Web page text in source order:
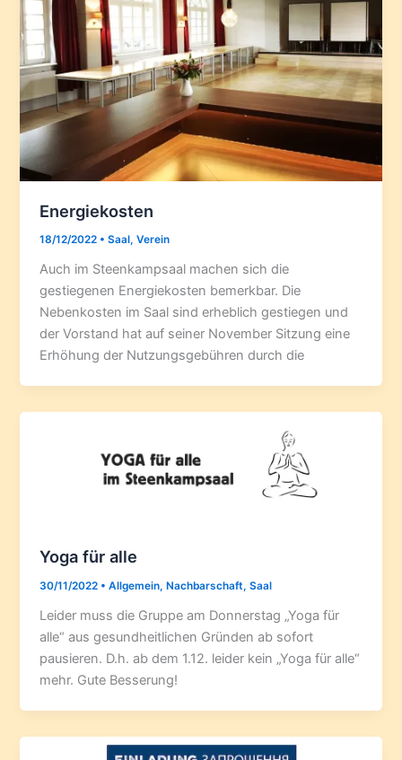
Energiekosten
18/12/2022 •Saal,Verein
Auch im Steenkampsaal machen sich die
gestiegenen Energiekosten bemerkbar. Die
Nebenkosten im Saal sind erheblich gestiegen und
der Vorstand hat auf seiner November Sitzung eine
Erhöhung der Nutzungsgebühren durch die
Yoga für alle
30/11/2022 •Allgemein, Nachbarschaft,Saal
Leider muss die Gruppe am Donnerstag „Yoga für
alle“ aus gesundheitlichen Gründen ab sofort
pausieren. D.h. ab dem 1.12. leider kein „Yoga für alle“
mehr. Gute Besserung!